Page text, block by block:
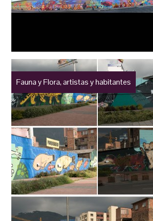
Fauna y Flora, artistas y habitantes